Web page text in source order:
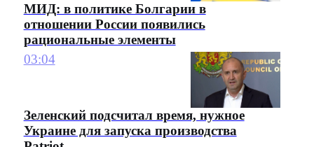
МИД: в политике Болгарии в
отношении России появились
рациональные элементы
03:04
Зеленский подсчитал время, нужное
Украине для запуска производства